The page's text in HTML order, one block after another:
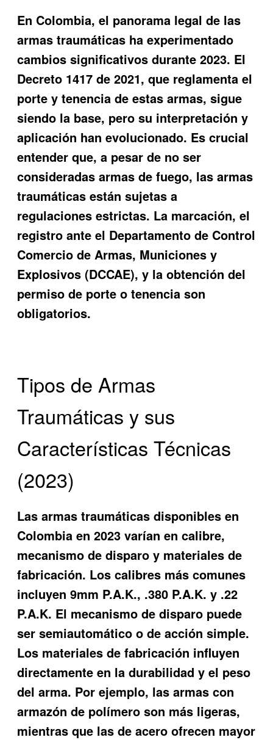
En Colombia, el panorama legal de las
armas traumáticas ha experimentado
cambios significativos durante 2023. El
Decreto 1417 de 2021, que reglamenta el
porte y tenencia de estas armas, sigue
siendo la base, pero su interpretación y
aplicación han evolucionado. Es crucial
entender que, a pesar de no ser
consideradas armas de fuego, las armas
traumáticas están sujetas a
regulaciones estrictas. La marcación, el
registro ante el Departamento de Control
Comercio de Armas, Municiones y
Explosivos (DCCAE), y la obtención del
permiso de porte o tenencia son
obligatorios.
Tipos de Armas
Traumáticas y sus
Características Técnicas
(2023)
Las armas traumáticas disponibles en
Colombia en 2023 varían en calibre,
mecanismo de disparo y materiales de
fabricación. Los calibres más comunes
incluyen 9mm P.A.K., .380 P.A.K. y .22
P.A.K. El mecanismo de disparo puede
ser semiautomático o de acción simple.
Los materiales de fabricación influyen
directamente en la durabilidad y el peso
del arma. Por ejemplo, las armas con
armazón de polímero son más ligeras,
mientras que las de acero ofrecen mayor